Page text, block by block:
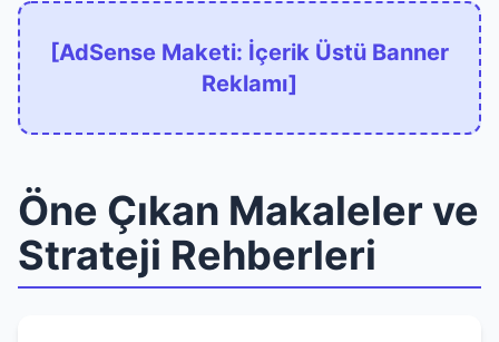
[AdSense Maketi: İçerik Üstü Banner
Reklamı]
Öne Çıkan Makaleler ve
Strateji Rehberleri